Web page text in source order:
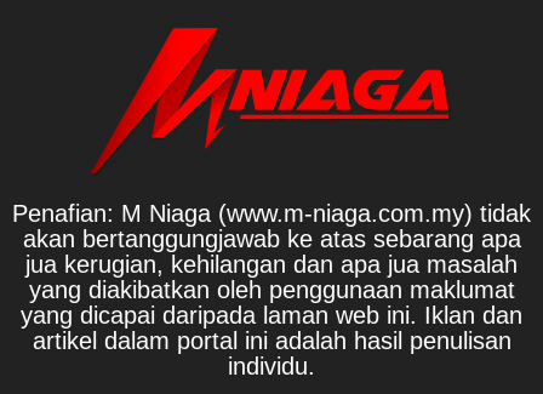
Penafian: M Niaga (www.m-niaga.com.my) tidak
akan bertanggungjawab ke atas sebarang apa
jua kerugian, kehilangan dan apa jua masalah
yang diakibatkan oleh penggunaan maklumat
yang dicapai daripada laman web ini. Iklan dan
artikel dalam portal ini adalah hasil penulisan
individu.